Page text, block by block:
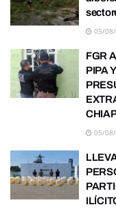
05/
FGR
PIPA
05/